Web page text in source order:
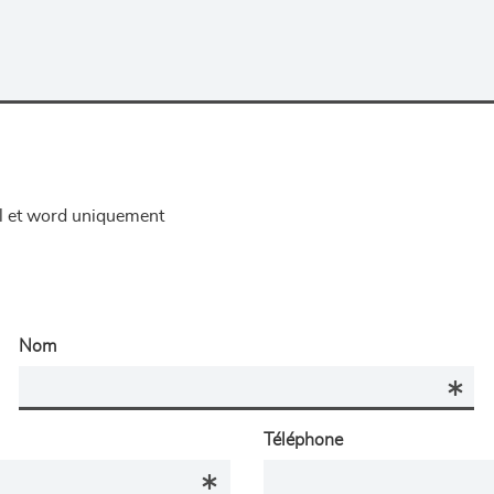
et word uniquement
Nom
Téléphone